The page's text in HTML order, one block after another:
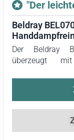
"Der
Beldray
Der Beldray
überzeugt
Gramm.